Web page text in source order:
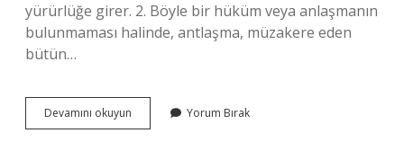
yürürlüğe girer. 2. Böyle bir hüküm veya anlaşmanın
bulunmaması halinde, antlaşma, müzakere eden
bütün…
Devamını okuyun Uluslararası
Antlaşmalar
Yorum Bırak